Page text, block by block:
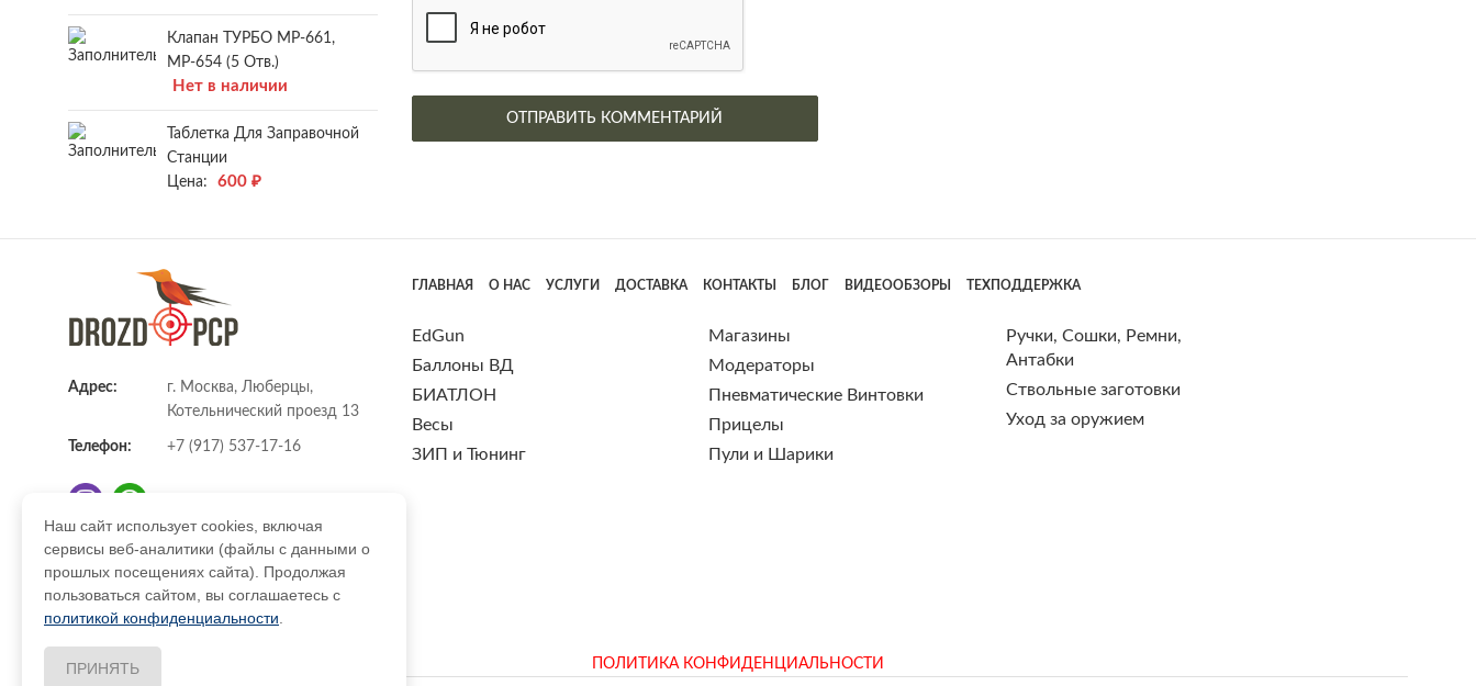
Клапан ТУРБО МР-661,
МР-654 (5 Отв.)
Нет в наличии
Таблетка Для Заправочной
Станции
Цена:
600 ₽
Адрес:
г. Москва, Люберцы,
Котельнический проезд 13
Телефон: +7 (917) 537-17-16
E-mail: info@DrozdPcp.ru
ГЛАВНАЯ О НАС УСЛУГИ ДОСТАВКА КОНТАКТЫ БЛОГ ВИДЕООБЗОРЫ ТЕХПОДДЕРЖКА
EdGun
Баллоны ВД
БИАТЛОН
Весы
ЗИП и Тюнинг
Магазины
Модераторы
Пневматические Винтовки
Прицелы
Пули и Шарики
Ручки, Сошки, Ремни,
Антабки
Ствольные заготовки
Уход за оружием
ПОЛИТИКА КОНФИДЕНЦИАЛЬНОСТИ
Наш сайт использует cookies, включая
сервисы веб-аналитики (файлы с данными о
прошлых посещениях сайта). Продолжая
пользоваться сайтом, вы соглашаетесь с
политикой конфиденциальности
ПРИНЯТЬ